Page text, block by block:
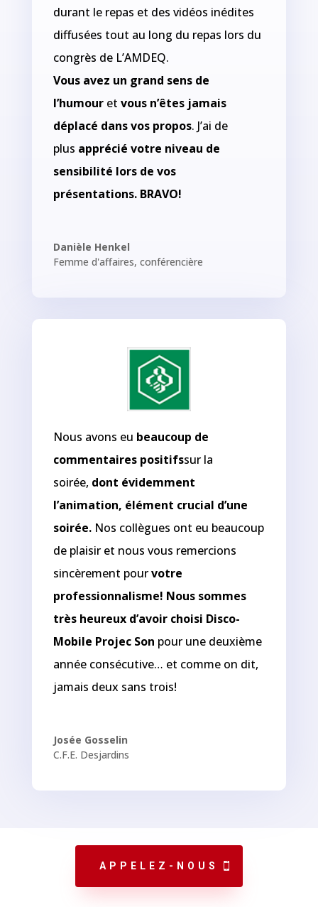
durant le repas et des vidéos inédites
diffusées tout au long du repas lors du
congrès de L’AMDEQ.
Vous avez un grand sens de
l’humouret vous n’êtes jamais
déplacé dans vos propos. J’ai de
plus apprécié votre niveau de
sensibilité lors de vos
présentations. BRAVO!
Danièle Henkel
Femme d'affaires, conférencière
Nous avons eu beaucoup de
commentaires positifssur la
soirée, dont évidemment
l’animation, élément crucial d’une
soirée.Nos collègues ont eu beaucoup
de plaisir et nous vous remercions
sincèrement pourvotre
professionnalisme! Nous sommes
très heureux d’avoir choisi Disco-
Mobile Projec Son pour une deuxième
année consécutive… et comme on dit,
jamais deux sans trois!
Josée Gosselin
C.F.E. Desjardins
APPELEZ-NOUS